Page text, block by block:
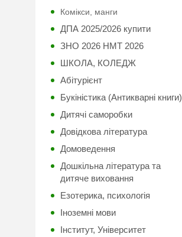
Комікси, манги
ДПА 2025/2026 купити
ЗНО 2026 НМТ 2026
ШКОЛА, КОЛЕДЖ
Абітурієнт
Букіністика (Антикварні книги)
Дитячі саморобки
Довідкова література
Домоведення
Дошкільна література та
дитяче виховання
Езотерика, психологія
Іноземні мови
Інститут, Університет